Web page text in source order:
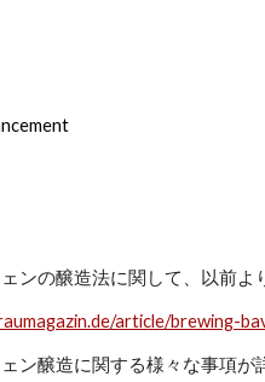
ンの醸造法に関して、以前よ
article/brewing-
ン醸造に関する様々な事項